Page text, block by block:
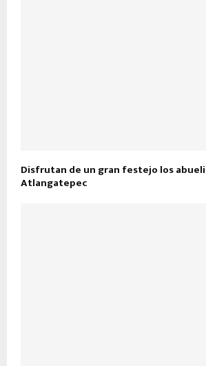
Disfrutan de un gran festejo los
Atlangatepec